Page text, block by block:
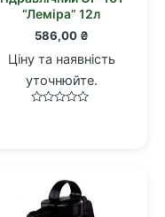
“Лемiра” 12л
586,00 ₴
Ціну та наявність
уточнюйте.